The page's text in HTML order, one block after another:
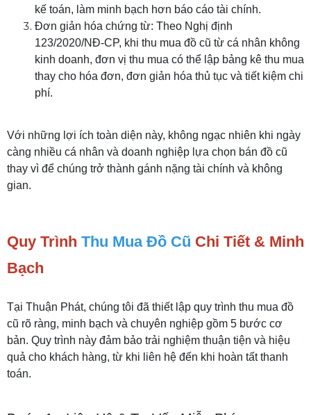
kế toán, làm minh bạch hơn báo cáo tài chính.
Đơn giản hóa chứng từ: Theo Nghị định
123/2020/NĐ-CP, khi thu mua đồ cũ từ cá nhân không
kinh doanh, đơn vị thu mua có thể lập bảng kê thu mua
thay cho hóa đơn, đơn giản hóa thủ tục và tiết kiệm chi
phí.
Với những lợi ích toàn diện này, không ngạc nhiên khi ngày
càng nhiều cá nhân và doanh nghiệp lựa chọn bán đồ cũ
thay vì để chúng trở thành gánh nặng tài chính và không
gian.
Quy Trình Thu Mua Đồ Cũ Chi Tiết & Minh
Bạch
Tại Thuận Phát, chúng tôi đã thiết lập quy trình thu mua đồ
cũ rõ ràng, minh bạch và chuyên nghiệp gồm 5 bước cơ
bản. Quy trình này đảm bảo trải nghiệm thuận tiện và hiệu
quả cho khách hàng, từ khi liên hệ đến khi hoàn tất thanh
toán.